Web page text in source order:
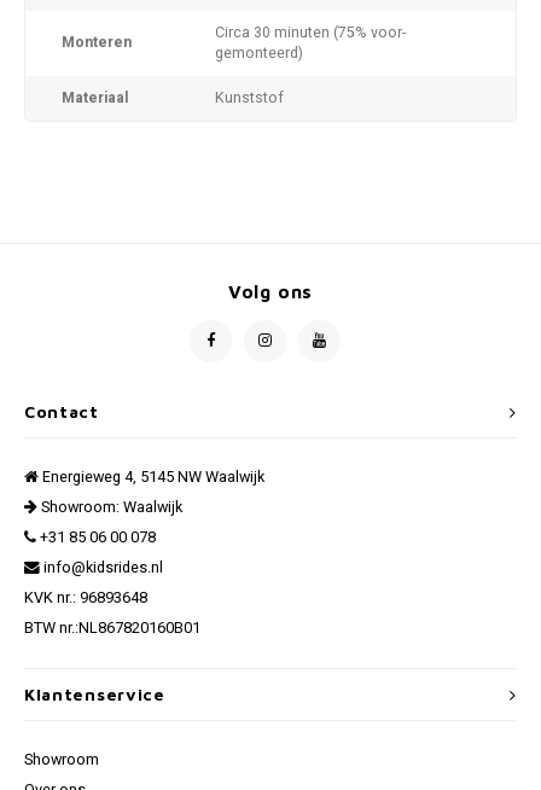
Monteren
Circa 30 minuten (75% voor-
gemonteerd)
Materiaal Kunststof
Contact
Energieweg 4, 5145 NW Waalwijk
Showroom: Waalwijk
+31 85 06 00 078
info@kidsrides.nl
KVK nr.: 96893648
BTW nr.:NL867820160B01
Volg ons
Klantenservice
Showroom